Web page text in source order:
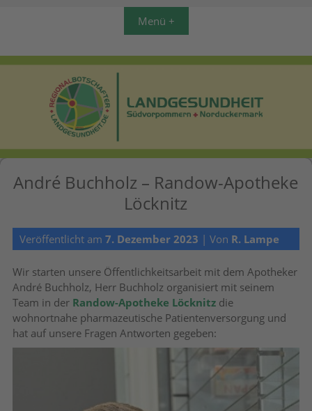
Menü +
André Buchholz – Randow-Apotheke
Löcknitz
Veröffentlicht am 7. Dezember 2023 | Von R. Lampe
Wir starten unsere Öffentlichkeitsarbeit mit dem Apotheker
André Buchholz, Herr Buchholz organisiert mit seinem
Team in der Randow-Apotheke Löcknitzdie
wohnortnahe pharmazeutische Patientenversorgung und
hat auf unsere Fragen Antworten gegeben: